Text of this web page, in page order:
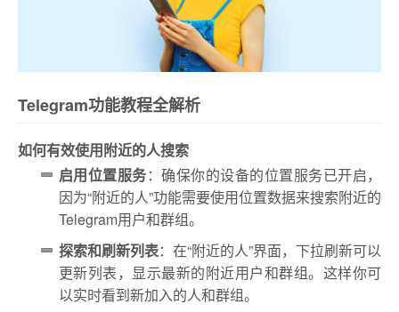
Telegram功能教程全解析
如何有效使用附近的人搜索
启用位置服务：确保你的设备的位置服务已开启，
因为“附近的人”功能需要使用位置数据来搜索附近的
Telegram用户和群组。
探索和刷新列表：在“附近的人”界面，下拉刷新可以
更新列表，显示最新的附近用户和群组。这样你可
以实时看到新加入的人和群组。